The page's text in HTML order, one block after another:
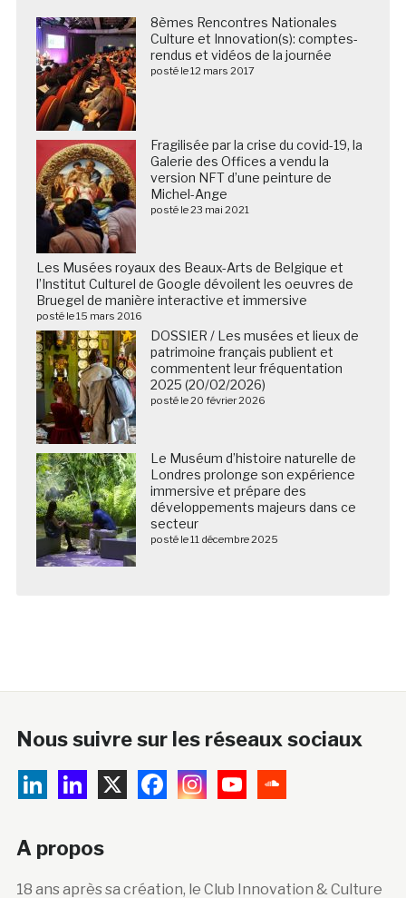
8èmes Rencontres Nationales
Culture et Innovation(s): comptes-
rendus et vidéos de la journée
posté le 12 mars 2017
Fragilisée par la crise du covid-19, la
Galerie des Offices a vendu la
version NFT d’une peinture de
Michel-Ange
posté le 23 mai 2021
Les Musées royaux des Beaux-Arts de Belgique et
l’Institut Culturel de Google dévoilent les oeuvres de
Bruegel de manière interactive et immersive
posté le 15 mars 2016
DOSSIER / Les musées et lieux de
patrimoine français publient et
commentent leur fréquentation
2025 (20/02/2026)
posté le 20 février 2026
Le Muséum d’histoire naturelle de
Londres prolonge son expérience
immersive et prépare des
développements majeurs dans ce
secteur
posté le 11 décembre 2025
Nous suivre sur les réseaux sociaux
A propos
18 ans après sa création, le Club Innovation & Culture